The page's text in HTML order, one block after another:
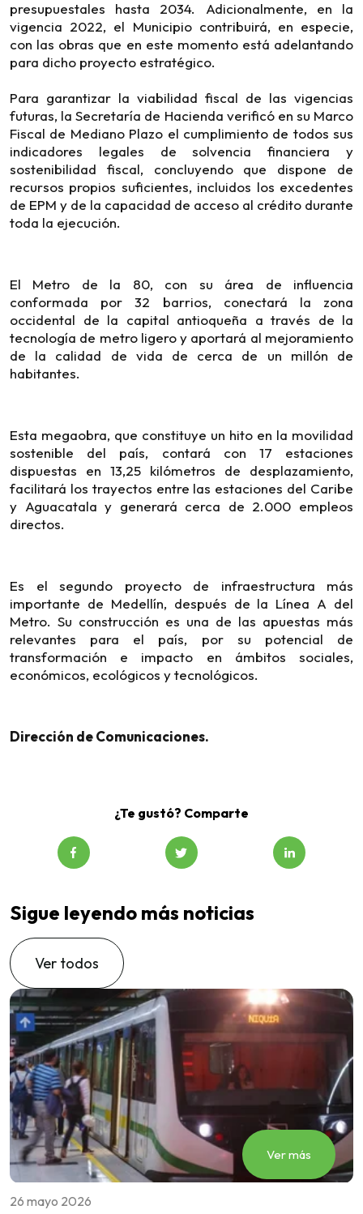
presupuestales hasta 2034. Adicionalmente, en la
vigencia 2022, el Municipio contribuirá, en especie,
con las obras que en este momento está adelantando
para dicho proyecto estratégico.
Para garantizar la viabilidad fiscal de las vigencias
futuras, la Secretaría de Hacienda verificó en su Marco
Fiscal de Mediano Plazo el cumplimiento de todos sus
indicadores legales de solvencia financiera y
sostenibilidad fiscal, concluyendo que dispone de
recursos propios suficientes, incluidos los excedentes
de EPM y de la capacidad de acceso al crédito durante
toda la ejecución.
El Metro de la 80, con su área de influencia
conformada por 32 barrios, conectará la zona
occidental de la capital antioqueña a través de la
tecnología de metro ligero y aportará al mejoramiento
de la calidad de vida de cerca de un millón de
habitantes.
Esta megaobra, que constituye un hito en la movilidad
sostenible del país, contará con 17 estaciones
dispuestas en 13,25 kilómetros de desplazamiento,
facilitará los trayectos entre las estaciones del Caribe
y Aguacatala y generará cerca de 2.000 empleos
directos.
Es el segundo proyecto de infraestructura más
importante de Medellín, después de la Línea A del
Metro. Su construcción es una de las apuestas más
relevantes para el país, por su potencial de
transformación e impacto en ámbitos sociales,
económicos, ecológicos y tecnológicos.
Dirección de Comunicaciones.
¿Te gustó? Comparte
Sigue leyendo más noticias
Ver todos
Ver más
26 mayo 2026